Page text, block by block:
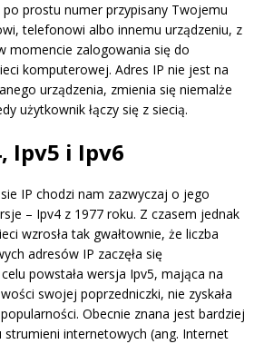
prostu numer przypisany Twojemu
telefonowi albo innemu urządzeniu, z
momencie zalogowania się do
komputerowej. Adres IP nie jest na
urządzenia, zmienia się niemalże
użytkownik łączy się z siecią.
Ipv5 i Ipv6
IP chodzi nam zazwyczaj o jego
– Ipv4 z 1977 roku. Z czasem jednak
wzrosła tak gwałtownie, że liczba
adresów IP zaczęła się
powstała wersja Ipv5, mająca na
swojej poprzedniczki, nie zyskała
Obecnie znana jest bardziej
strumieni internetowych (ang. Internet